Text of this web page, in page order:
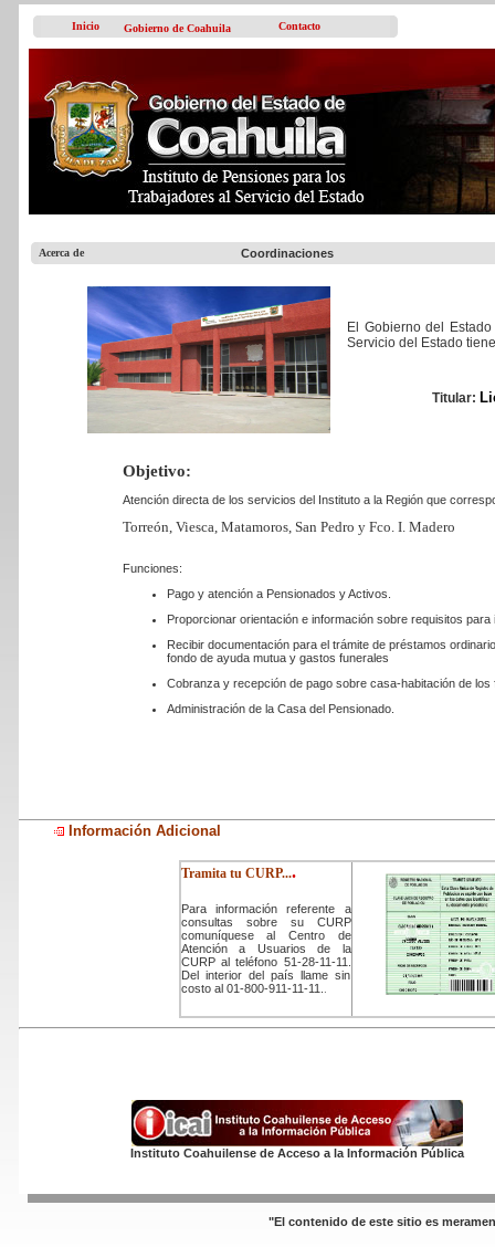
Inicio Gobierno de Coahuila Contacto
Acerca de Coordinaciones
El Gobierno del
Servicio del Estado
Titular:
Objetivo:
Atención directa de los servicios del Instituto a la Región que
Torreón, Viesca, Matamoros, San Pedro y Fco. I. Madero
Funciones:
Pago y atención a Pensionados y Activos.
Proporcionar orientación e información sobre requisitos para
Recibir documentación para el trámite de préstamos
fondo de ayuda mutua y gastos funerales
Cobranza y recepción de pago sobre casa-habitación de
Administración de la Casa del Pensionado.
Información Adicional
Tramita tu CURP....
Para información referente a
consultas sobre su CURP
comuníquese al Centro de
Atención a Usuarios de la
CURP al teléfono 51-28-11-11.
Del interior del país llame sin
costo al 01-800-911-11-11.
Instituto Coahuilense de Acceso a la Información Pública
"El contenido de este sitio es